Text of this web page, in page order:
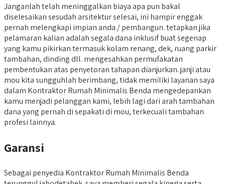
Janganlah telah meninggalkan biaya apa pun bakal
diselesaikan sesudah arsitektur selesai, ini hampir enggak
pernah melengkapi impian anda / pembangun. tetapkan jika
pelamaran kalian adalah segala dana inklusif buat segenap
yang kamu pikirkan termasuk kolam renang, dek, ruang parkir
tambahan, dinding dll. mengesahkan permufakatan
pembentukan atas penyetoran tahapan dianjurkan. janji atau
mou kita sungguhlah berimbang, tidak memiliki layanan saya
dalam Kontraktor Rumah Minimalis Benda mengedepankan
kamu menjadi pelanggan kami, lebih lagi dari arah tambahan
dana yang pernah di sepakati di mou, terkecuali tambahan
profesi lainnya.
Garansi
Sebagai penyedia Kontraktor Rumah Minimalis Benda